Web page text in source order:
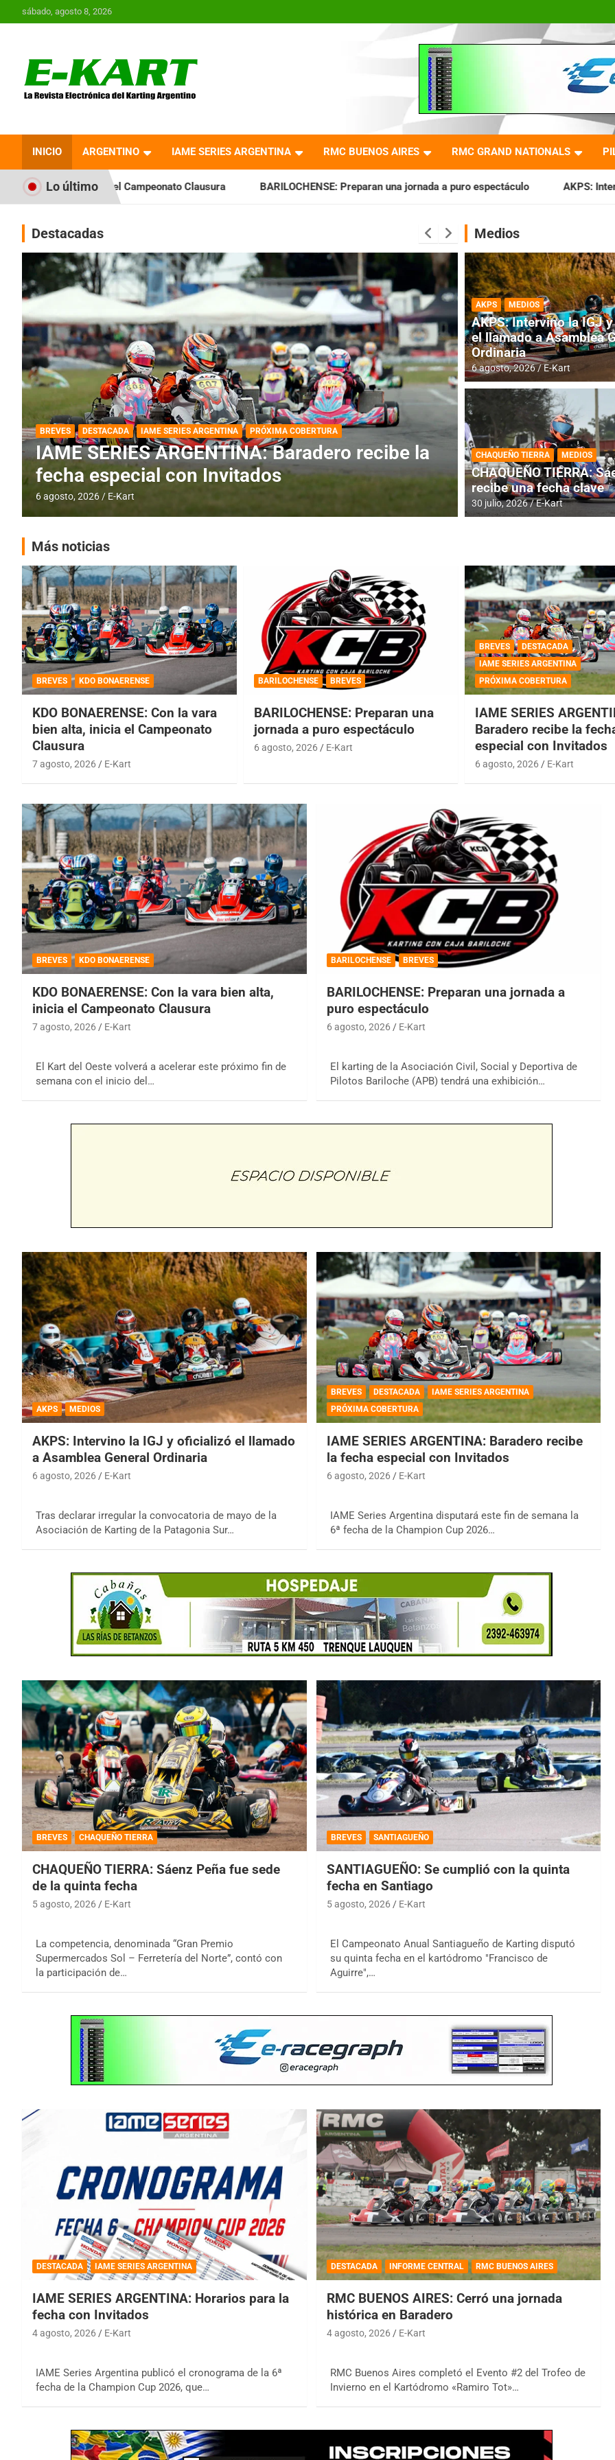
al
sábado, agosto 8, 2026
Revista Electrónica del
Karting en Argentina
INICIO ARGENTINO IAME SERIES ARGENTINA RMC BUENOS AIRES RMC GRAND NATIONALS
Lo último
el Campeonato Clausura BARILOCHENSE: Preparan una jornada a puro espectáculo AKPS: Intervino la IGJ y oficializó
Destacadas
DESTACADA IAME SERIES ARGENTINA
IAME SERIES ARGENTINA: Horarios para la
fecha con Invitados
4 agosto, 2026 E-Kart
DESTACADA INFORME CENTRAL
RMC BUENOS
histórica en
4 agosto, 2026 E-Kart
Medios
AKPS MEDIOS
AKPS: Intervino la IGJ
el llamado a Asamblea
Ordinaria
6 agosto, 2026 E-Kart
CHAQUEÑO TIERRA MEDIOS
CHAQUEÑO TIERRA:
recibe una fecha clave
30 julio, 2026 E-Kart
Más noticias
BREVES KDO BONAERENSE
KDO BONAERENSE: Con la vara
bien alta, inicia el Campeonato
Clausura
7 agosto, 2026 E-Kart
BARILOCHENSE BREVES
BARILOCHENSE: Preparan una
jornada a puro espectáculo
6 agosto, 2026 E-Kart
BREVES
DESTACADA
IAME SERIES ARGENTINA
PRÓXIMA COBERTURA
IAME SERIES
Baradero recibe la
especial con Invitados
6 agosto, 2026 E-Kart
BREVES KDO BONAERENSE
KDO BONAERENSE: Con la vara bien alta,
inicia el Campeonato Clausura
7 agosto, 2026 E-Kart
El Kart del Oeste volverá a acelerar este próximo fin de
semana con el inicio del…
BARILOCHENSE BREVES
BARILOCHENSE: Preparan una jornada a
puro espectáculo
6 agosto, 2026 E-Kart
El karting de la Asociación Civil, Social y Deportiva de
Pilotos Bariloche (APB) tendrá una exhibición…
AKPS MEDIOS
AKPS: Intervino la IGJ y oficializó el llamado
a Asamblea General Ordinaria
6 agosto, 2026 E-Kart
Tras declarar irregular la convocatoria de mayo de la
Asociación de Karting de la Patagonia Sur…
BREVES DESTACADA
IAME SERIES ARGENTINA
PRÓXIMA COBERTURA
IAME SERIES ARGENTINA: Baradero recibe
la fecha especial con Invitados
6 agosto, 2026 E-Kart
IAME Series Argentina disputará este fin de semana la
6ª fecha de la Champion Cup 2026…
BREVES CHAQUEÑO TIERRA
CHAQUEÑO TIERRA: Sáenz Peña fue sede
de la quinta fecha
5 agosto, 2026 E-Kart
La competencia, denominada “Gran Premio
Supermercados Sol – Ferretería del Norte”, contó con
la participación de…
BREVES SANTIAGUEÑO
SANTIAGUEÑO: Se cumplió con la quinta
fecha en Santiago
5 agosto, 2026 E-Kart
El Campeonato Anual Santiagueño de Karting disputó
su quinta fecha en el kartódromo "Francisco de
Aguirre",…
DESTACADA IAME SERIES ARGENTINA
IAME SERIES ARGENTINA: Horarios para la
fecha con Invitados
4 agosto, 2026 E-Kart
IAME Series Argentina publicó el cronograma de la 6ª
fecha de la Champion Cup 2026, que…
DESTACADA INFORME CENTRAL RMC BUENOS AIRES
RMC BUENOS AIRES: Cerró una jornada
histórica en Baradero
4 agosto, 2026 E-Kart
RMC Buenos Aires completó el Evento #2 del Trofeo de
Invierno en el Kartódromo «Ramiro Tot»…